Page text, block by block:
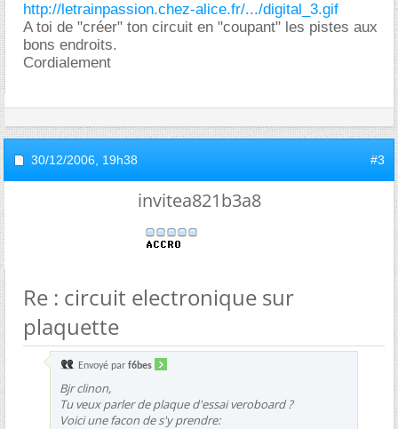
http://letrainpassion.chez-alice.fr/.../digital_3.gif
A toi de "créer" ton circuit en "coupant" les pistes aux
bons endroits.
Cordialement
30/12/2006, 19h38 #3
invitea821b3a8
Re : circuit electronique sur
plaquette
Envoyé par f6bes
Bjr clinon,
Tu veux parler de plaque d'essai veroboard ?
Voici une facon de s'y prendre: